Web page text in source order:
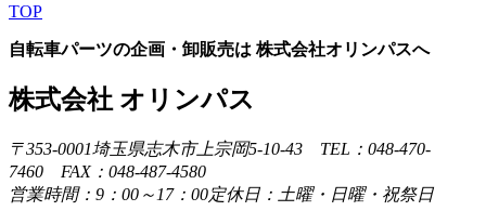
TOP
自転車パーツの企画・卸販売は 株式会社オリンパスへ
株式会社 オリンパス
〒353-0001埼玉県志木市上宗岡5-10-43 TEL：048-470-
7460 FAX：048-487-4580
営業時間：9：00～17：00定休日：土曜・日曜・祝祭日